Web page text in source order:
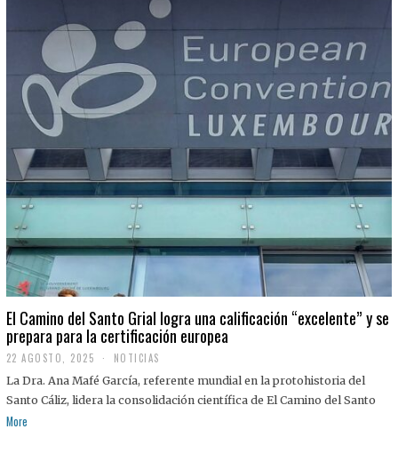
El Camino del Santo Grial logra una calificación “excelente” y se
prepara para la certificación europea
22 AGOSTO, 2025
2
A
G
NOTICIAS
La Dra. Ana Mafé García, referente mundial en la protohistoria del
Santo Cáliz, lidera la consolidación científica de El Camino del Santo
More